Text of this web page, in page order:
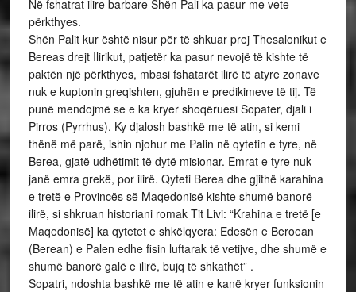
Në fshatrat ilire barbare Shën Pali ka pasur me vete
përkthyes.
Shën Palit kur është nisur për të shkuar prej Thesalonikut e
Bereas drejt Ilirikut, patjetër ka pasur nevojë të kishte të
paktën një përkthyes, mbasi fshatarët ilirë të atyre zonave
nuk e kuptonin greqishten, gjuhën e predikimeve të tij. Të
punë mendojmë se e ka kryer shoqëruesi Sopater, djali i
Pirros (Pyrrhus). Ky djalosh bashkë me të atin, si kemi
thënë më parë, ishin njohur me Palin në qytetin e tyre, në
Berea, gjatë udhëtimit të dytë misionar. Emrat e tyre nuk
janë emra grekë, por ilirë. Qyteti Berea dhe gjithë karahina
e tretë e Provincës së Maqedonisë kishte shumë banorë
ilirë, si shkruan historiani romak Tit Livi: “Krahina e tretë [e
Maqedonisë] ka qytetet e shkëlqyera: Edesën e Beroean
(Berean) e Palen edhe fisin luftarak të vetijve, dhe shumë e
shumë banorë galë e ilirë, bujq të shkathët” .
Sopatri, ndoshta bashkë me të atin e kanë kryer funksionin